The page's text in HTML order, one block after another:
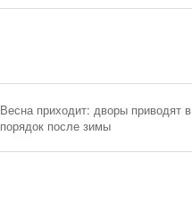
Весна приходит: дворы приводят в
порядок после зимы